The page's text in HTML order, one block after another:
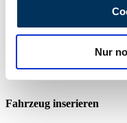
analysieren.
Verwendung unserer
soziale Medien,
weiteren Daten
Nur
wird, das Ihren
Suchauftrag einrichten
Fahrzeug inserieren